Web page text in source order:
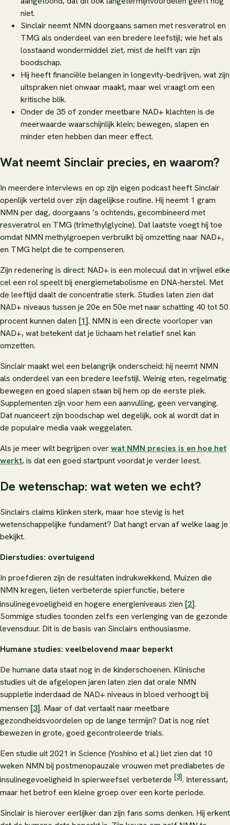
niet.
Sinclair neemt NMN doorgaans samen met resveratrol en
TMG als onderdeel van een bredere leefstijl; wie het als
losstaand wondermiddel ziet, mist de helft van zijn
boodschap.
Hij heeft financiële belangen in longevity-bedrijven, wat zijn
uitspraken niet onwaar maakt, maar wel vraagt om een
kritische blik.
Onder de 35 of zonder meetbare NAD+ klachten is de
meerwaarde waarschijnlijk klein; bewegen, slapen en
minder eten hebben dan meer effect.
Wat neemt Sinclair precies, en waarom?
In meerdere interviews en op zijn eigen podcast heeft Sinclair
openlijk verteld over zijn dagelijkse routine. Hij neemt 1 gram
NMN per dag, doorgaans ’s ochtends, gecombineerd met
resveratrol en TMG (trimethylglycine). Dat laatste voegt hij toe
omdat NMN methylgroepen verbruikt bij omzetting naar NAD+,
en TMG helpt die te compenseren.
Zijn redenering is direct: NAD+ is een molecuul dat in vrijwel elke
cel een rol speelt bij energiemetabolisme en DNA-herstel. Met
de leeftijd daalt de concentratie sterk. Studies laten zien dat
NAD+ niveaus tussen je 20e en 50e met naar schatting 40 tot 50
procent kunnen dalen [1]. NMN is een directe voorloper van
NAD+, wat betekent dat je lichaam het relatief snel kan
omzetten.
Sinclair maakt wel een belangrijk onderscheid: hij neemt NMN
als onderdeel van een bredere leefstijl. Weinig eten, regelmatig
bewegen en goed slapen staan bij hem op de eerste plek.
Supplementen zijn voor hem een aanvulling, geen vervanging.
Dat nuanceert zijn boodschap wel degelijk, ook al wordt dat in
de populaire media vaak weggelaten.
Als je meer wilt begrijpen overwat NMN precies is en hoe het
werkt, is dat een goed startpunt voordat je verder leest.
De wetenschap: wat weten we echt?
Sinclairs claims klinken sterk, maar hoe stevig is het
wetenschappelijke fundament? Dat hangt ervan af welke laag je
bekijkt.
Dierstudies: overtuigend
In proefdieren zijn de resultaten indrukwekkend. Muizen die
NMN kregen, lieten verbeterde spierfunctie, betere
insulinegevoeligheid en hogere energieniveaus zien [2].
Sommige studies toonden zelfs een verlenging van de gezonde
levensduur. Dit is de basis van Sinclairs enthousiasme.
Humane studies: veelbelovend maar beperkt
De humane data staat nog in de kinderschoenen. Klinische
studies uit de afgelopen jaren laten zien dat orale NMN
suppletie inderdaad de NAD+ niveaus in bloed verhoogt bij
mensen [3]. Maar of dat vertaalt naar meetbare
gezondheidsvoordelen op de lange termijn? Dat is nog niet
bewezen in grote, goed gecontroleerde trials.
Een studie uit 2021 in Science (Yoshino et al.) liet zien dat 10
weken NMN bij postmenopauzale vrouwen met prediabetes de
insulinegevoeligheid in spierweefsel verbeterde [3]. Interessant,
maar het betrof een kleine groep over een korte periode.
Sinclair is hierover eerlijker dan zijn fans soms denken. Hij erkent